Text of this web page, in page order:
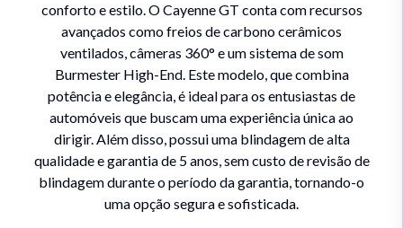
conforto e estilo. O Cayenne GT conta com recursos
avançados como freios de carbono cerâmicos
ventilados, câmeras 360° e um sistema de som
Burmester High-End. Este modelo, que combina
potência e elegância, é ideal para os entusiastas de
automóveis que buscam uma experiência única ao
dirigir. Além disso, possui uma blindagem de alta
qualidade e garantia de 5 anos, sem custo de revisão de
blindagem durante o período da garantia, tornando-o
uma opção segura e sofisticada.